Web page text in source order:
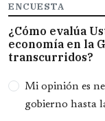
ENCUESTA
¿Cómo evalúa
economía en la
transcurridos?
Opciones
Mi opinión es
gobierno hasta